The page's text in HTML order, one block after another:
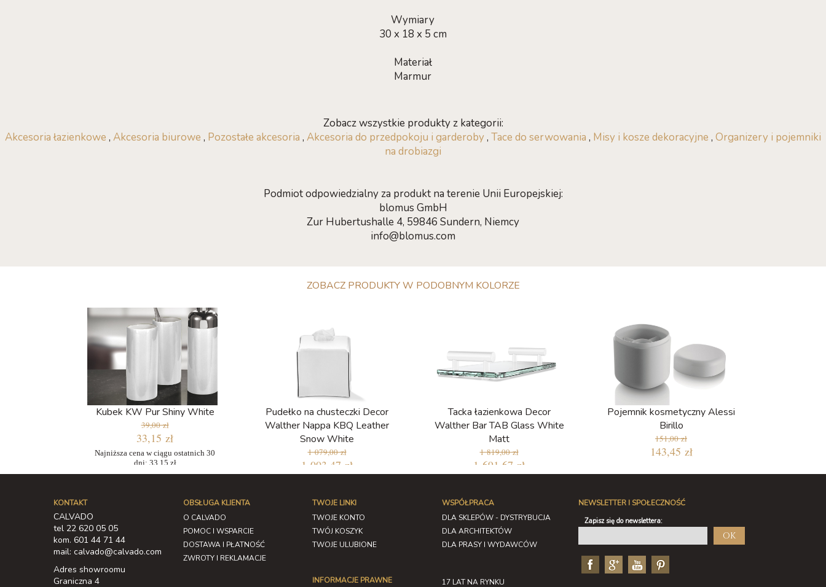
Wymiary
30 x 18 x 5 cm
Materiał
Marmur
Zobacz wszystkie produkty z kategorii:
Akcesoria łazienkowe , Akcesoria biurowe , Pozostałe akcesoria , Akcesoria do przedpokoju i garderoby, Tace do serwowania , Misy i kosze dekoracyjne , Organizery i pojemniki
na drobiazgi
Podmiot odpowiedzialny za produkt na terenie Unii Europejskiej:
blomus GmbH
Zur Hubertushalle 4, 59846 Sundern, Niemcy
info@blomus.com
ZOBACZ PRODUKTY W PODOBNYM KOLORZE
Kubek KW Pur Shiny White
39,00 zł
33,15 zł
Najniższa cena w ciągu ostatnich 30
dni: 33,15 zł
Pudełko na chusteczki Decor
Walther Nappa KBQ Leather
Snow White
1 079,00 zł
1 003,47 zł
Tacka łazienkowa Decor
Walther Bar TAB Glass White
Matt
1 819,00 zł
1 691,67 zł
Pojemnik kosmetyczny Alessi
Birillo
151,00 zł
143,45 zł
KONTAKT
CALVADO
tel 22 620 05 05
kom. 601 44 71 44
mail: calvado@calvado.com
Adres showroomu
Graniczna 4
OBSŁUGA KLIENTA
O CALVADO
POMOC I WSPARCIE
DOSTAWA I PŁATNOŚĆ
ZWROTY I REKLAMACJE
TWOJE LINKI
TWOJE KONTO
TWÓJ KOSZYK
TWOJE ULUBIONE
INFORMACJE PRAWNE
WSPÓŁPRACA
DLA SKLEPÓW - DYSTRYBUCJA
DLA ARCHITEKTÓW
DLA PRASY I WYDAWCÓW
17 LAT NA RYNKU
NEWSLETTER I SPOŁECZNOŚĆ
Zapisz się do newslettera:
OK